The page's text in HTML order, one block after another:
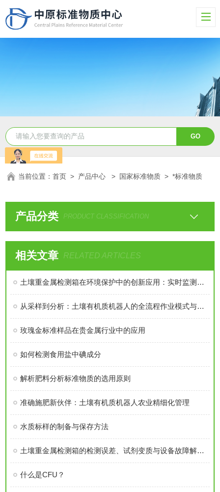
当前位置：首页 > 产品中心 > 国家标准物质 >*标准物质
产品分类 PRODUCT CLASSIFICATION
相关文章 RELATED ARTICLES
土壤重金属检测箱在环境保护中的创新应用：实时监测与预警系统构建
从采样到分析：土壤有机质机器人的全流程作业模式与效率优势
玫瑰金标准样品在贵金属行业中的应用
如何检测食用盐中碘成分
解析肥料分析标准物质的选用原则
准确施肥新伙伴：土壤有机质机器人农业精细化管理
水质标样的制备与保存方法
土壤重金属检测箱的检测误差、试剂变质与设备故障解决方案
什么是CFU？